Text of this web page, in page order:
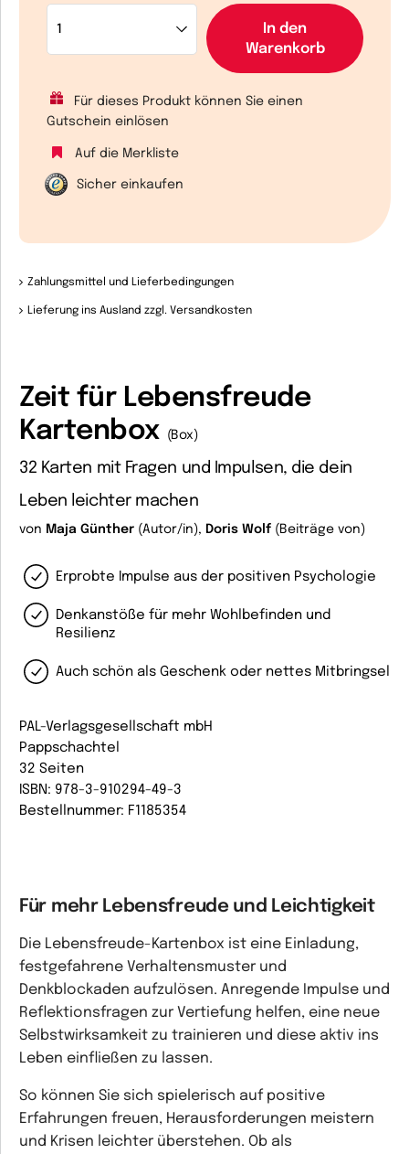
In den
Warenkorb
Für dieses Produkt können Sie einen
Gutschein einlösen
Auf die Merkliste
Sicher einkaufen
Zahlungsmittel und Lieferbedingungen
Lieferung ins Ausland zzgl. Versandkosten
Zeit für Lebensfreude
Kartenbox
(Box)
32 Karten mit Fragen und Impulsen, die dein
Leben leichter machen
von Maja Günther (Autor/in), Doris Wolf (Beiträge von)
Erprobte Impulse aus der positiven Psychologie
Denkanstöße für mehr Wohlbefinden und
Resilienz
Auch schön als Geschenk oder nettes Mitbringsel
PAL-Verlagsgesellschaft mbH
Pappschachtel
32 Seiten
ISBN: 978-3-910294-49-3
Bestellnummer: F1185354
Für mehr Lebensfreude und Leichtigkeit
Die Lebensfreude-Kartenbox ist eine Einladung,
festgefahrene Verhaltensmuster und
Denkblockaden aufzulösen. Anregende Impulse und
Reflektionsfragen zur Vertiefung helfen, eine neue
Selbstwirksamkeit zu trainieren und diese aktiv ins
Leben einfließen zu lassen.
So können Sie sich spielerisch auf positive
Erfahrungen freuen, Herausforderungen meistern
und Krisen leichter überstehen. Ob als